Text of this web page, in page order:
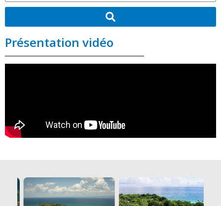
Présentation vidéo